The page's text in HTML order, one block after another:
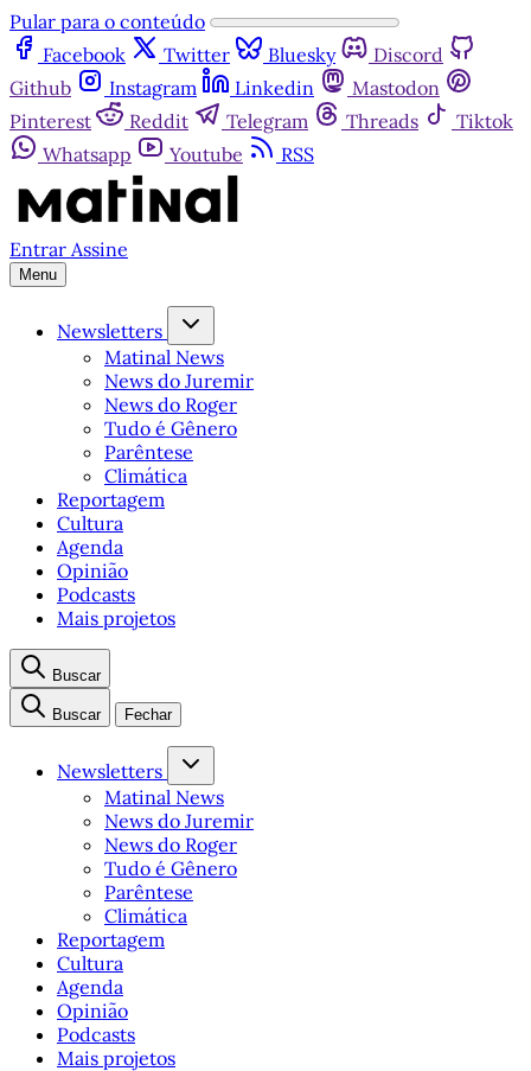
Pular para o conteúdo
Facebook
Twitter Bluesky
Discord
Github
Instagram Linkedin
Mastodon
Pinterest
Reddit Telegram Threads
Tiktok
Whatsapp
Youtube RSS
Entrar Assine
Menu
Newsletters
Matinal News
News do Juremir
News do Roger
Tudo é Gênero
Parêntese
Climática
Reportagem
Cultura
Agenda
Opinião
Podcasts
Mais projetos
Buscar
Buscar Fechar
Newsletters
Matinal News
News do Juremir
News do Roger
Tudo é Gênero
Parêntese
Climática
Reportagem
Cultura
Agenda
Opinião
Podcasts
Mais projetos